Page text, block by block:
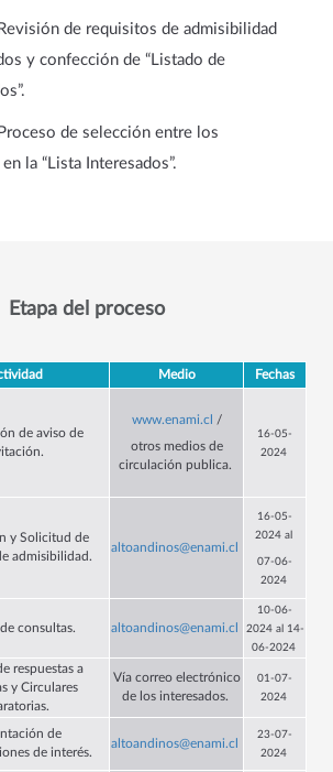
de requisitos de admisibilidad
y confección de “Listado de
de selección entre los
la “Lista Interesados”.
Etapa del proceso
Medio Fechas
de aviso de
www.enami.cl /
otros medios de
circulación publica.
16-05-
2024
y Solicitud de
admisibilidad.
altoandinos@enami.cl
16-05-
2024 al
07-06-
2024
consultas. altoandinos@enami.cl
10-06-
2024 al 14-
06-2024
respuestas a
y Circulares
Vía correo electrónico
de los interesados.
01-07-
2024
de
de interés.
altoandinos@enami.cl
23-07-
2024